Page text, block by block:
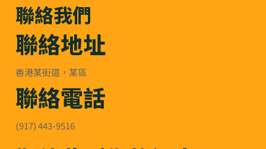
聯絡我們
聯絡地址
香港某街道，某區
聯絡電話
(917) 443-9516